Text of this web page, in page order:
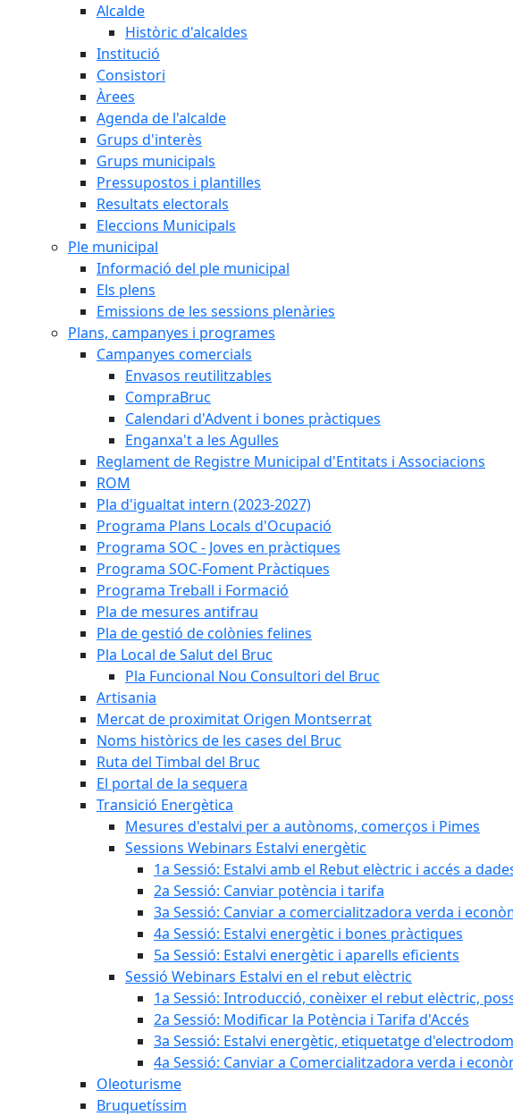
Alcalde
Històric d'alcaldes
Institució
Consistori
Àrees
Agenda de l'alcalde
Grups d'interès
Grups municipals
Pressupostos i plantilles
Resultats electorals
Eleccions Municipals
Ple municipal
Informació del ple municipal
Els plens
Emissions de les sessions plenàries
Plans, campanyes i programes
Campanyes comercials
Envasos reutilitzables
CompraBruc
Calendari d'Advent i bones pràctiques
Enganxa't a les Agulles
Reglament de Registre Municipal d'Entitats i Associacions
ROM
Pla d'igualtat intern (2023-2027)
Programa Plans Locals d'Ocupació
Programa SOC - Joves en pràctiques
Programa SOC-Foment Pràctiques
Programa Treball i Formació
Pla de mesures antifrau
Pla de gestió de colònies felines
Pla Local de Salut del Bruc
Pla Funcional Nou Consultori del Bruc
Artisania
Mercat de proximitat Origen Montserrat
Noms històrics de les cases del Bruc
Ruta del Timbal del Bruc
El portal de la sequera
Transició Energètica
Mesures d'estalvi per a autònoms, comerços i Pimes
Sessions Webinars Estalvi energètic
1a Sessió: Estalvi amb el Rebut elèctric i accés a
2a Sessió: Canviar potència i tarifa
3a Sessió: Canviar a comercialitzadora verda i
4a Sessió: Estalvi energètic i bones pràctiques
5a Sessió: Estalvi energètic i aparells eficients
Sessió Webinars Estalvi en el rebut elèctric
1a Sessió: Introducció, conèixer el rebut elèctric,
2a Sessió: Modificar la Potència i Tarifa d'Accés
3a Sessió: Estalvi energètic, etiquetatge
4a Sessió: Canviar a Comercialitzadora verda i
Oleoturisme
Bruquetíssim